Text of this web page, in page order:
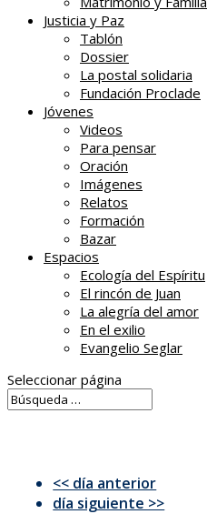
Justicia y Paz
Tablón
Dossier
La postal solidaria
Fundación Proclade
Jóvenes
Videos
Para pensar
Oración
Imágenes
Relatos
Formación
Bazar
Espacios
Ecología del Espíritu
El rincón de Juan
La alegría del amor
En el exilio
Evangelio Seglar
Seleccionar página
<< día anterior
día siguiente >>